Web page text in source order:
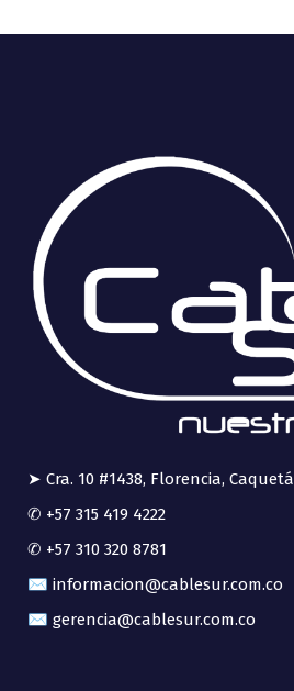
➤ Cra. 10 #1438, Florencia, Caquetá
✆ +57 315 419 4222
✆ +57 310 320 8781
✉ informacion@cablesur.com.co
✉ gerencia@cablesur.com.co